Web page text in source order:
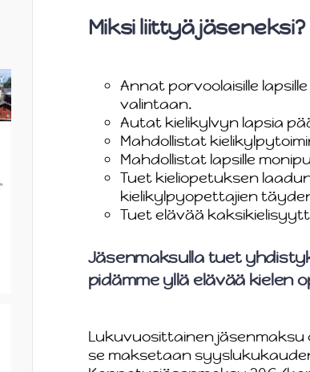
Miksi liittyä jäseneksi?
Annat porvoolaisille
valintaan.
Autat kielikylvyn lapsia
Mahdollistat
Mahdollistat lapsille
Tuet kieliopetuksen
kielikylpyopettajien
Tuet elävää
Jäsenmaksulla tuet
pidämme yllä elävää kielen
Lukuvuosittainen jäsenmaksu
se maksetaan